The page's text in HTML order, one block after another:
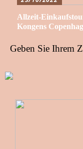
Allzeit-
Kongens
Geben Sie Ihrem